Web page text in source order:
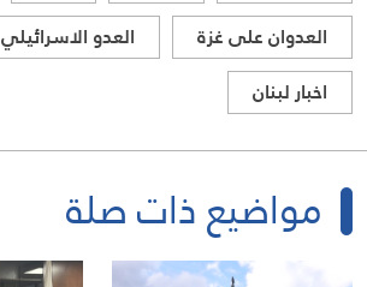
العدوان على غزة
العدو الاسرائيلي
اخبار لبنان
مواضيع ذات صلة